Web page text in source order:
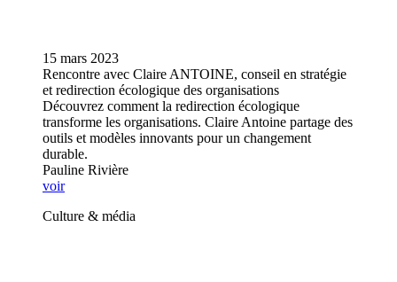
15 mars 2023
Rencontre avec Claire ANTOINE, conseil en stratégie
et redirection écologique des organisations
Découvrez comment la redirection écologique
transforme les organisations. Claire Antoine partage des
outils et modèles innovants pour un changement
durable.
Pauline Rivière
voir
Culture & média